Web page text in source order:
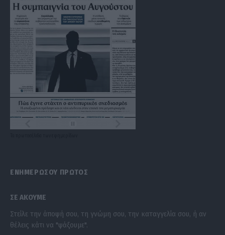
ΕΝΗΜΕΡΩΣΟΥ ΠΡΩΤΟΣ
ΣΕ ΑΚΟΥΜΕ
Στείλε την άποψή σου, τη γνώμη σου, την καταγγελία σου, ή αν
θέλεις κάτι να "ψάξουμε".